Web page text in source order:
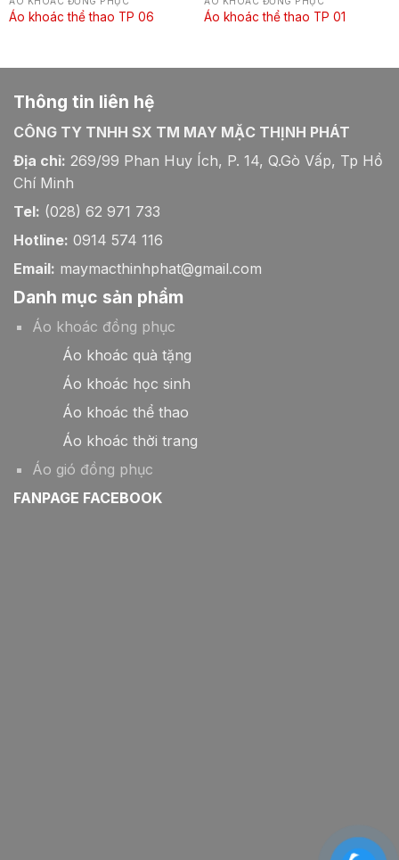
Áo khoác thể thao TP 06 Áo khoác thể thao TP 01
Thông tin liên hệ
CÔNG TY TNHH SX TM MAY MẶC THỊNH PHÁT
Địa chỉ: 269/99 Phan Huy Ích, P. 14, Q.Gò Vấp, Tp Hồ
Chí Minh
Tel: (028) 62 971 733
Hotline: 0914 574 116
Email: maymacthinhphat@gmail.com
Danh mục sản phẩm
Áo khoác đồng phục
Áo khoác quà tặng
Áo khoác học sinh
Áo khoác thể thao
Áo khoác thời trang
Áo gió đồng phục
FANPAGE FACEBOOK